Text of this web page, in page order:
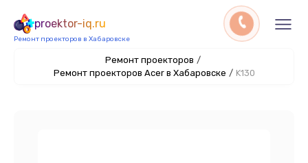
proektor-iq.ru
Ремонт проекторов в Хабаровске
Ремонт проекторов /
Ремонт проекторов Acer в Хабаровске / K130